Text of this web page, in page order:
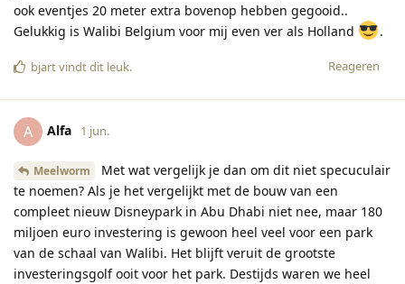
ook eventjes 20 meter extra bovenop hebben gegooid..
Gelukkig is Walibi Belgium voor mij even ver als Holland
.
Reageren
bjartvindt dit leuk.
A Alfa 1 jun.
Meelworm
Met wat vergelijk je dan om dit niet specuculair
te noemen? Als je het vergelijkt met de bouw van een
compleet nieuw Disneypark in Abu Dhabi niet nee, maar 180
miljoen euro investering is gewoon heel veel voor een park
van de schaal van Walibi. Het blijft veruit de grootste
investeringsgolf ooit voor het park. Destijds waren we heel